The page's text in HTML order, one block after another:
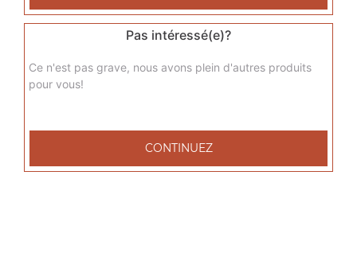
Pas intéressé(e)?
Ce n'est pas grave, nous avons plein d'autres produits
pour vous!
CONTINUEZ